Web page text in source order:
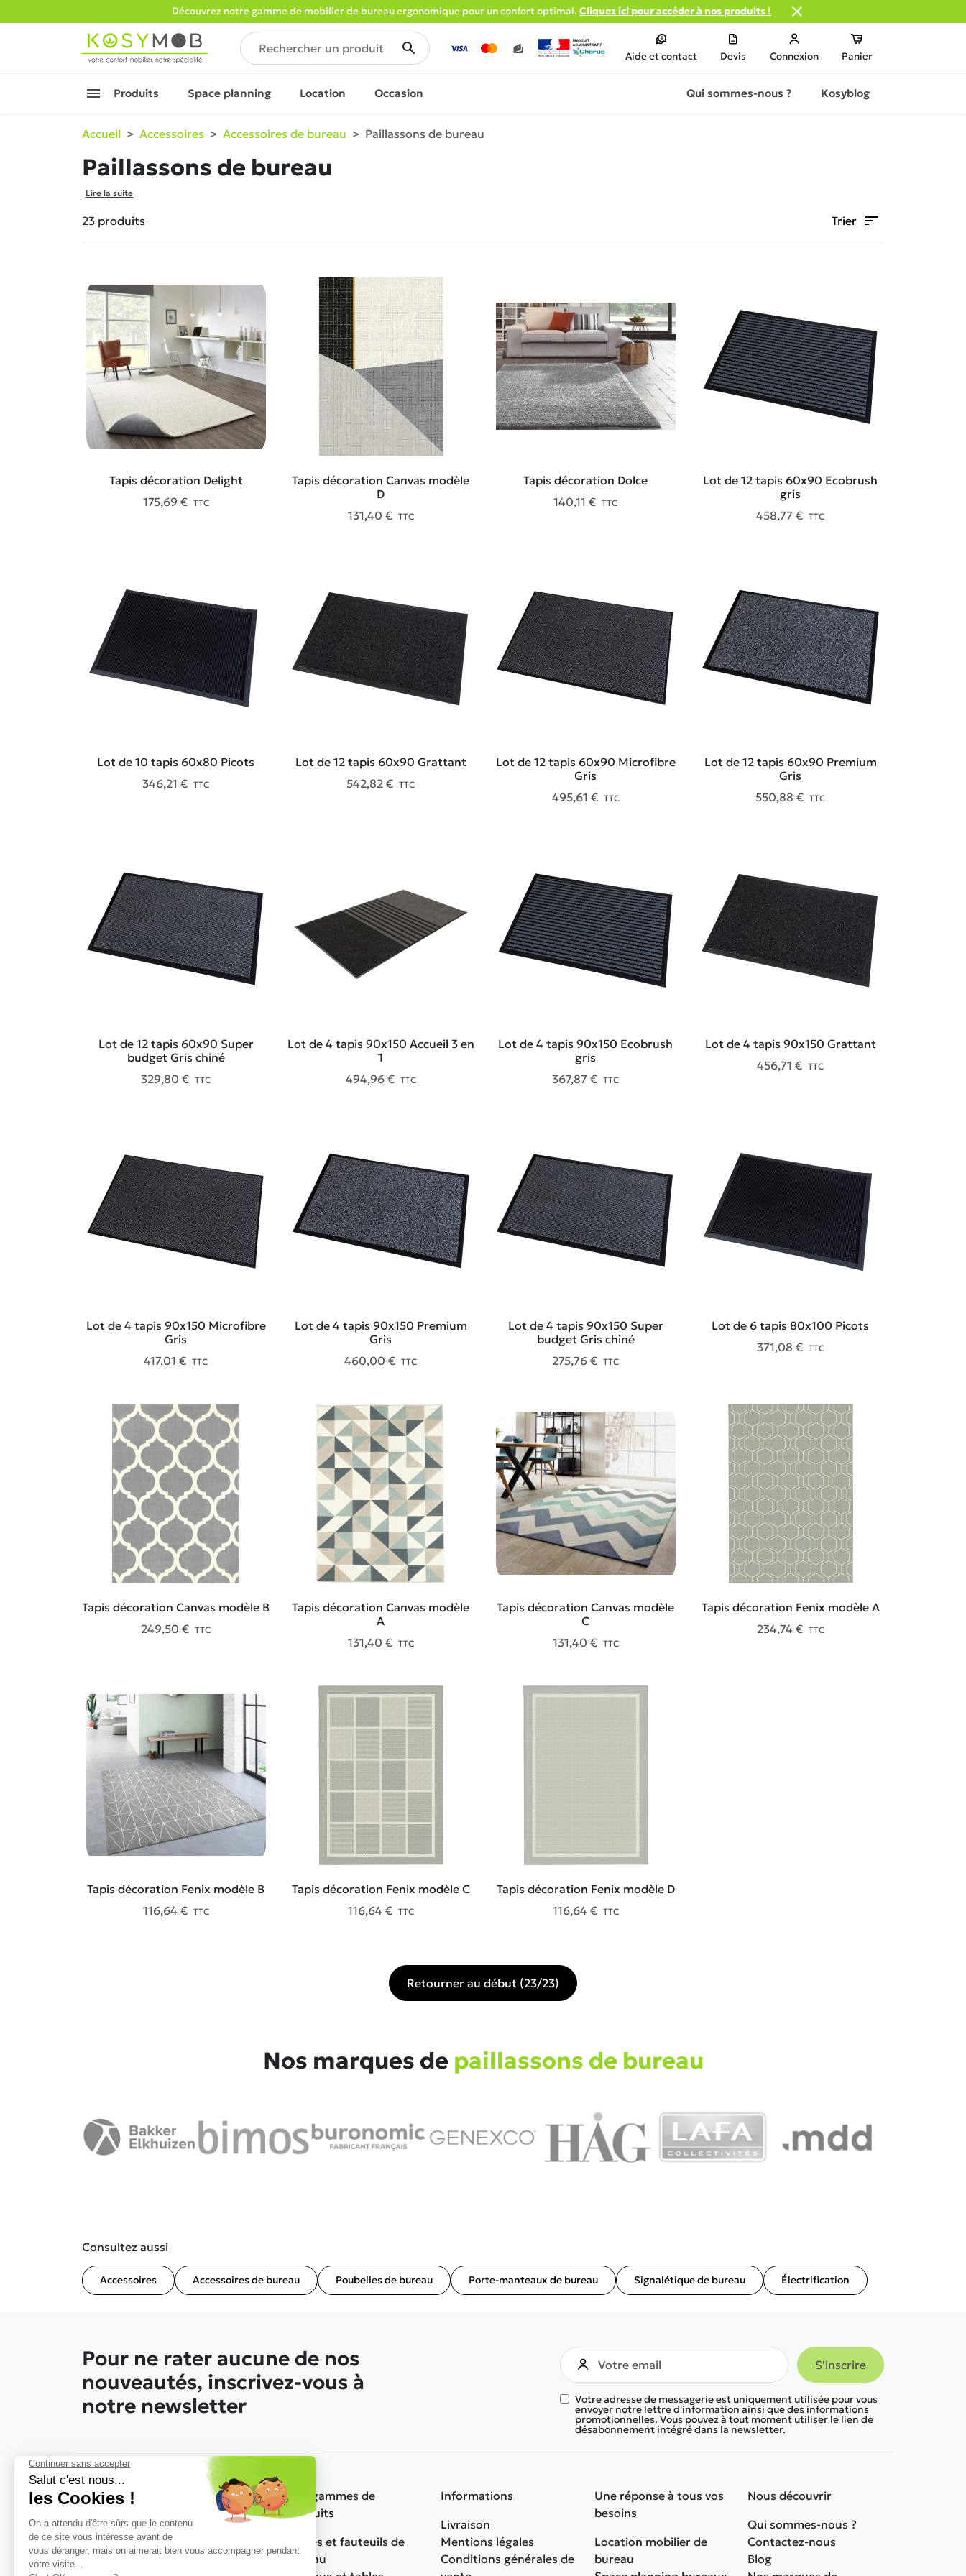
Découvrez notre gamme de mobilier de bureau ergonomique pour un confort optimal. Cliquez ici pour accéder à nos produits ! 
search Aide et contact Devis Connexion Panier
 Produits Space planning Location Occasion Qui sommes-nous ? Kosyblog
Accueil Accessoires Accessoires de bureau Paillassons de bureau
Paillassons de bureau
Lire la suite
23 produits Trier sort
Tapis décoration Delight
175,69 € TTC
Tapis décoration Canvas modèle
D
131,40 € TTC
Tapis décoration Dolce
140,11 € TTC
Lot de 12 tapis 60x90 Ecobrush
gris
458,77 € TTC
Lot de 10 tapis 60x80 Picots
346,21 € TTC
Lot de 12 tapis 60x90 Grattant
542,82 € TTC
Lot de 12 tapis 60x90 Microfibre
Gris
495,61 € TTC
Lot de 12 tapis 60x90 Premium
Gris
550,88 € TTC
Lot de 12 tapis 60x90 Super
budget Gris chiné
329,80 € TTC
Lot de 4 tapis 90x150 Accueil 3 en
1
494,96 € TTC
Lot de 4 tapis 90x150 Ecobrush
gris
367,87 € TTC
Lot de 4 tapis 90x150 Grattant
456,71 € TTC
Lot de 4 tapis 90x150 Microfibre
Gris
417,01 € TTC
Lot de 4 tapis 90x150 Premium
Gris
460,00 € TTC
Lot de 4 tapis 90x150 Super
budget Gris chiné
275,76 € TTC
Lot de 6 tapis 80x100 Picots
371,08 € TTC
Tapis décoration Canvas modèle B
249,50 € TTC
Tapis décoration Canvas modèle
A
131,40 € TTC
Tapis décoration Canvas modèle
C
131,40 € TTC
Tapis décoration Fenix modèle A
234,74 € TTC
Tapis décoration Fenix modèle B
116,64 € TTC
Tapis décoration Fenix modèle C
116,64 € TTC
Tapis décoration Fenix modèle D
116,64 € TTC
Retourner au début (23/23)
Nos marques de paillassons de bureau
Consultez aussi
Accessoires Accessoires de bureau Poubelles de bureau Porte-manteaux de bureau Signalétique de bureau Électrification
Pour ne rater aucune de nos
nouveautés, inscrivez-vous à
notre newsletter
Votre adresse de messagerie est uniquement utilisée pour vous
envoyer notre lettre d'information ainsi que des informations
promotionnelles. Vous pouvez à tout moment utiliser le lien de
désabonnement intégré dans la newsletter.
03 27 21 85 94
- HBC Aménagements
Nos gammes de
produits
Sièges et fauteuils de
bureau
Informations
Livraison
Mentions légales
Conditions générales de
Une réponse à tous vos
besoins
Location mobilier de
bureau
Nous découvrir
Qui sommes-nous ?
Contactez-nous
Blog